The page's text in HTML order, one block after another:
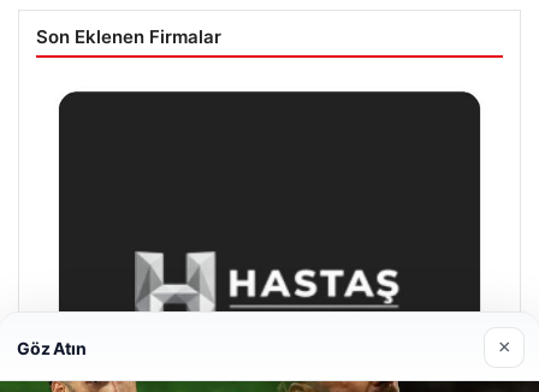
Son Eklenen Firmalar
Göz Atın ×